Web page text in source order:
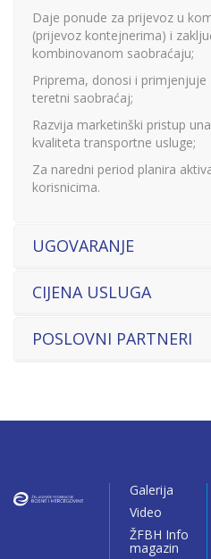
Daje ponude za prijevoz u
(prijevoz kontejnerima) i
kombinovanom saobraćaju;
Priprema, donosi i primjenjuje
teretni saobraćaj;
Razvija marketinški pristup
kvaliteta transportne usluge;
Za naredni period planira
korisnicima.
UGOVARANJE
CIJENA USLUGA
POSLOVNI PARTNERI
Galerija
Video
ŽFBH Info
magazin